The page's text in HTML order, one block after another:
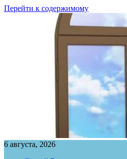
Перейти к содержимому
6 августа, 2026